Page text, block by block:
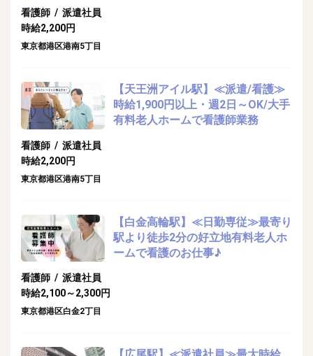
看護師 / 派遣社員
時給2,200円
東京都港区港南5丁目
【天王洲アイル駅】≪派遣/看護≫
時給1,900円以上・週2日～OK/大手
有料老人ホームで看護師業務
看護師 / 派遣社員
時給2,200円
東京都港区港南5丁目
【白金高輪駅】≪日勤専従≫最寄り
駅より徒歩2分の好立地有料老人ホ
ームで看護のお仕事♪
看護師 / 派遣社員
時給2,100～2,300円
東京都港区白金2丁目